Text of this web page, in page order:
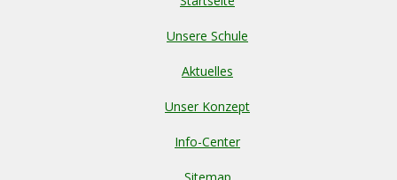
Unsere Schule
Aktuelles
Unser Konzept
Info-Center